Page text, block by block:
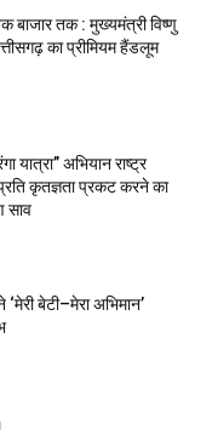
बाजार तक : मुख्यमंत्री विष्णु
का प्रीमियम हैंडलूम
यात्रा” अभियान राष्ट्र
कृतज्ञता प्रकट करने का
साव
बेटी–मेरा अभिमान’